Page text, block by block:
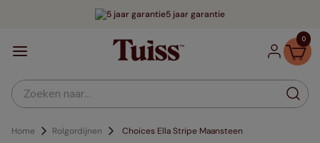
5 jaar garantie
0
Zoeken naar...
Home Rolgordijnen Choices Ella Stripe Maansteen